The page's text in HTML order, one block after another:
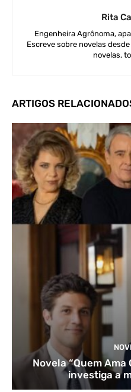
Rita
Engenheira Agrônoma,
Escreve sobre novelas
novelas,
ARTIGOS
Novela “Quem Ama
investiga a